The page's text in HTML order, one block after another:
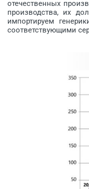
отечественных
производства, их
импортируем
соответствующими